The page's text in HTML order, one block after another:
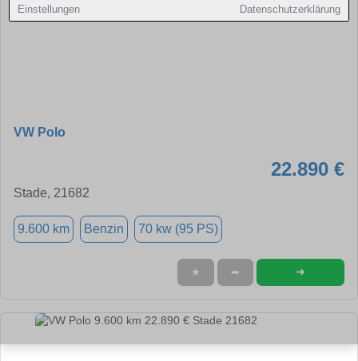
Einstellungen Datenschutzerklärung
VW Polo
22.890 €
Stade, 21682
9.600 km Benzin 70 kw (95 PS)
★ ➦ ➜